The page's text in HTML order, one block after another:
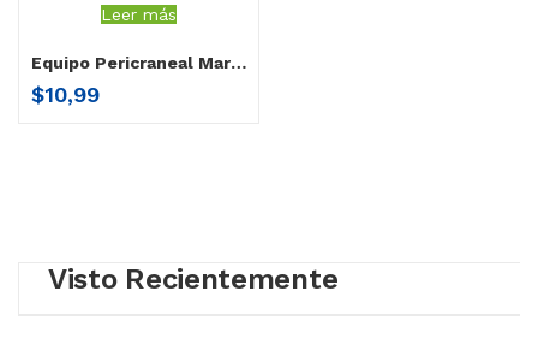
Leer más
Equipo Pericraneal Mariposa 23g
$10,99
Visto Recientemente